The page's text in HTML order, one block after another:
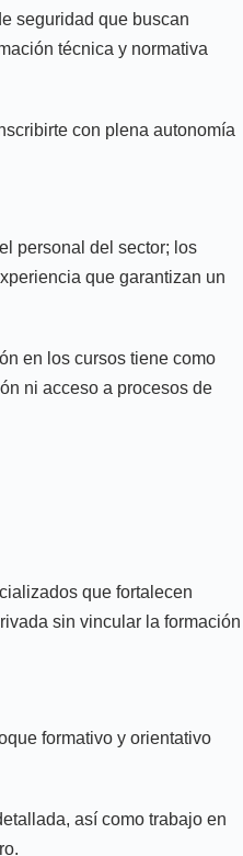
seguridad que buscan
técnica y normativa
con plena autonomía
personal del sector; los
que garantizan un
en los cursos tiene como
ni acceso a procesos de
que fortalecen
sin vincular la formación
formativo y orientativo
así como trabajo en